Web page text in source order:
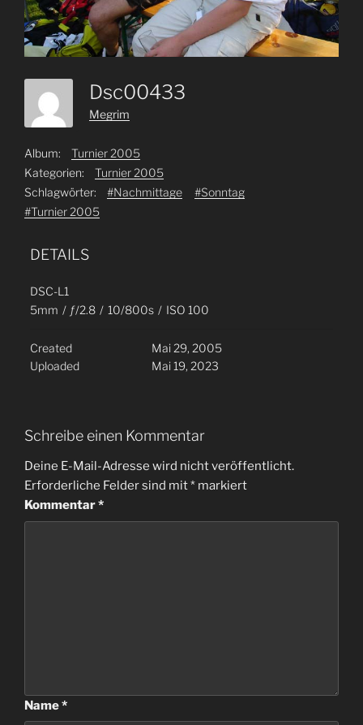
Dsc00433
Megrim
Album:
Turnier 2005
Kategorien:
Turnier 2005
Schlagwörter:
#Nachmittage
#Sonntag
#Turnier 2005
DETAILS
DSC-L1
5mm / ƒ/2.8 / 10/800s / ISO 100
Created
Mai 29, 2005
Uploaded
Mai 19, 2023
Schreibe einen Kommentar
Deine E-Mail-Adresse wird nicht veröffentlicht.
Erforderliche Felder sind mit* markiert
Kommentar*
Name*